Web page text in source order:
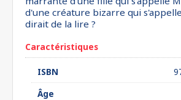
d'une créature bizarre qui
dirait de la lire ?
Caractéristiques
ISBN
Âge